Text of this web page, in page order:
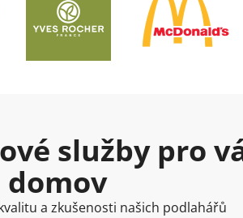
služby pro
domov
a zkušenosti našich podlahářů